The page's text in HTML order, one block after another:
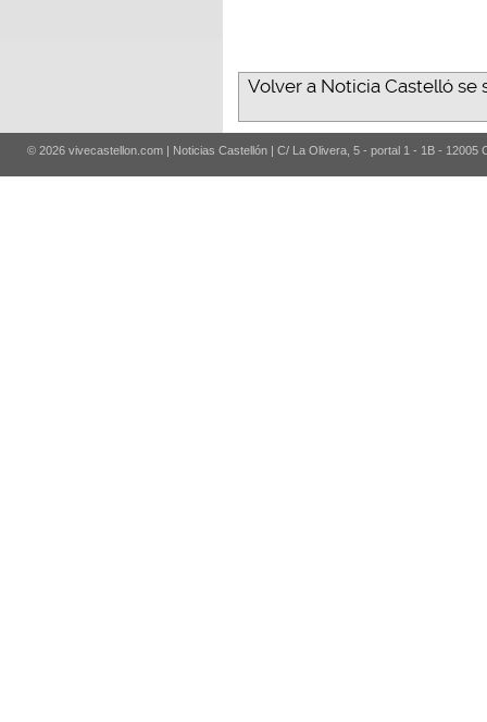
Volver a Noticia Castelló
© 2026 vivecastellon.com | Noticias Castellón | C/ La Olivera, 5 - portal 1 - 1B - 12005